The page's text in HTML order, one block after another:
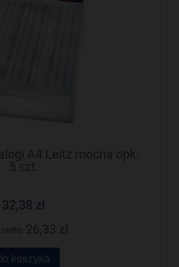
A4 Leitz mocna opk.
5 szt.
32,38 zł
koszyka